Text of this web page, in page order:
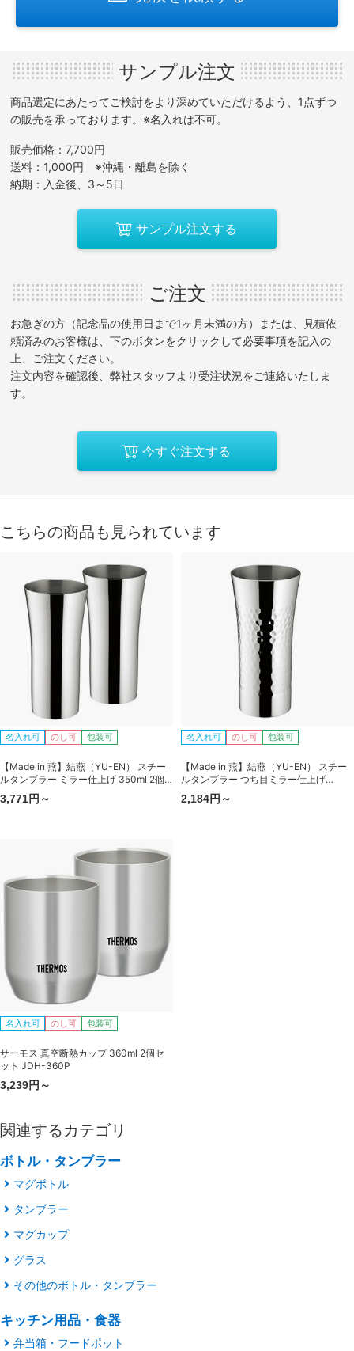
サンプル注文
商品選定にあたってご検討をより深めていただけるよう、1点ずつ
の販売を承っております。※名入れは不可。
販売価格：7,700円
送料：1,000円 ※沖縄・離島を除く
納期：入金後、3～5日
サンプル注文する
ご注文
お急ぎの方（記念品の使用日まで1ヶ月未満の方）または、見積依
頼済みのお客様は、下のボタンをクリックして必要事項を記入の
上、ご注文ください。
注文内容を確認後、弊社スタッフより受注状況をご連絡いたしま
す。
今すぐ注文する
こちらの商品も見られています
名入れ可 のし可 包装可
【Made in 燕】結燕（YU-EN） スチー
ルタンブラー ミラー仕上げ 350ml 2個
セット（保冷専用）
3,771円～
名入れ可 のし可 包装可
【Made in 燕】結燕（YU-EN） スチー
ルタンブラー つち目ミラー仕上げ
350ml（保冷専用）
2,184円～
名入れ可 のし可 包装可
サーモス 真空断熱カップ 360ml 2個セ
ット JDH-360P
3,239円～
関連するカテゴリ
ボトル・タンブラー
マグボトル
タンブラー
マグカップ
グラス
その他のボトル・タンブラー
キッチン用品・食器
弁当箱・フードポット